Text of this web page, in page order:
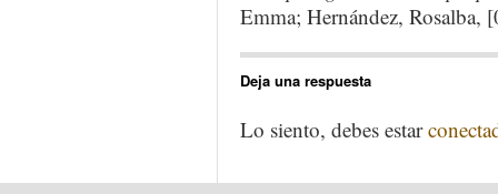
Emma; Hernández,
Deja una respuesta
Lo siento, debes estar